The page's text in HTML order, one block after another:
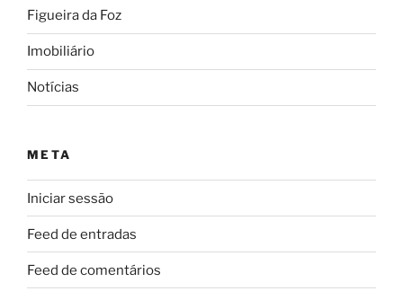
Figueira da Foz
Imobiliário
Notícias
META
Iniciar sessão
Feed de entradas
Feed de comentários